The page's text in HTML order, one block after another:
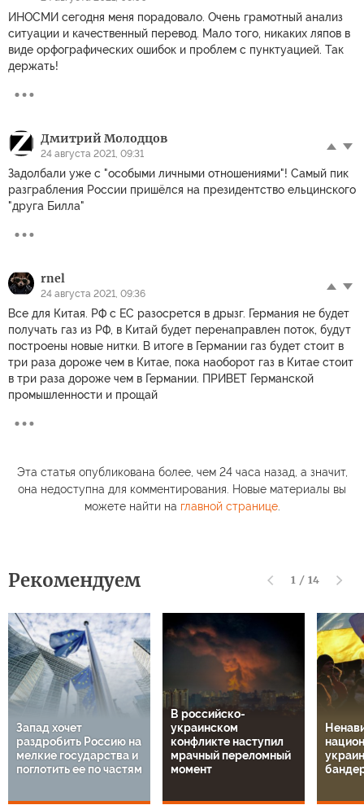
ИНОСМИ сегодня меня порадовало. Очень грамотный анализ
ситуации и качественный перевод. Мало того, никаких ляпов в
виде орфографических ошибок и проблем с пунктуацией. Так
держать!
Дмитрий Молодцов
24 августа 2021, 09:31
Задолбали уже с "особыми личными отношениями"! Самый пик
разграбления России пришёлся на президентство ельцинского
"друга Билла"
rnel
24 августа 2021, 09:36
Все для Китая. РФ с ЕС разосрется в дрызг. Германия не будет
получать газ из РФ, в Китай будет перенаправлен поток, будут
построены новые нитки. В итоге в Германии газ будет стоит в
три раза дороже чем в Китае, пока наоборот газ в Китае стоит
в три раза дороже чем в Германии. ПРИВЕТ Германской
промышленности и прощай
Эта статья опубликована более, чем 24 часа назад, а значит,
она недоступна для комментирования. Новые материалы вы
можете найти на главной странице.
Рекомендуем 1 / 14
Запад хочет
раздробить Россию на
мелкие государства и
поглотить ее по частям
В российско-
украинском
конфликте наступил
мрачный переломный
момент